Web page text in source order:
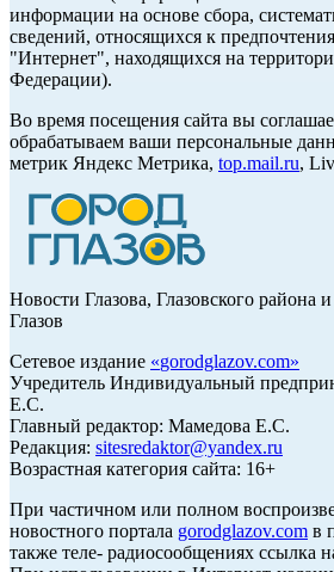
информации на основе сбора,
сведений, относящихся к
"Интернет", находящихся на
Федерации).
Во время посещения сайта вы
обрабатываем ваши персональные
метрик Яндекс Метрика, top.mail.ru,
Новости Глазова, Глазовского района
Глазов
Сетевое издание «gorodglazov.com»
Учредитель Индивидуальный
Е.С.
Главный редактор: Мамедова Е.С.
Редакция: sitesredaktor@yandex.ru
Возрастная категория сайта: 16+
При частичном или полном
новостного портала gorodglazov.com в
также теле- радиосообщениях ссылка